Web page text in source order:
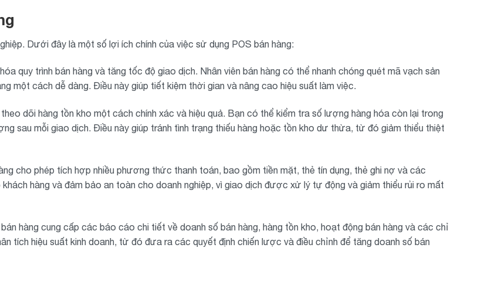
Dưới đây là một số lợi ích chính của việc sử dụng POS bán hàng:
quy trình bán hàng và tăng tốc độ giao dịch. Nhân viên bán hàng có thể nhanh chóng quét mã vạch sản
một cách dễ dàng. Điều này giúp tiết kiệm thời gian và nâng cao hiệu suất làm việc.
dõi hàng tồn kho một cách chính xác và hiệu quả. Bạn có thể kiểm tra số lượng hàng hóa còn lại trong
sau mỗi giao dịch. Điều này giúp tránh tình trạng thiếu hàng hoặc tồn kho dư thừa, từ đó giảm thiểu thiệt
cho phép tích hợp nhiều phương thức thanh toán, bao gồm tiền mặt, thẻ tín dụng, thẻ ghi nợ và các
hàng và đảm bảo an toàn cho doanh nghiệp, vì giao dịch được xử lý tự động và giảm thiểu rủi ro mất
hàng cung cấp các báo cáo chi tiết về doanh số bán hàng, hàng tồn kho, hoạt động bán hàng và các chỉ
tích hiệu suất kinh doanh, từ đó đưa ra các quyết định chiến lược và điều chỉnh để tăng doanh số bán